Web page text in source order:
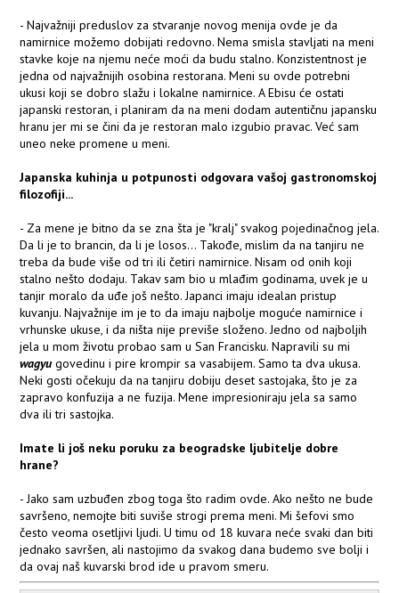
- Najvažniji preduslov za stvaranje novog menija ovde je da
namirnice možemo dobijati redovno. Nema smisla stavljati na meni
stavke koje na njemu neće moći da budu stalno. Konzistentnost je
jedna od najvažnijih osobina restorana. Meni su ovde potrebni
ukusi koji se dobro slažu i lokalne namirnice. A Ebisu će ostati
japanski restoran, i planiram da na meni dodam autentičnu japansku
hranu jer mi se čini da je restoran malo izgubio pravac. Već sam
uneo neke promene u meni.
Japanska kuhinja u potpunosti odgovara vašoj gastronomskoj
filozofiji...
- Za mene je bitno da se zna šta je "kralj" svakog pojedinačnog jela.
Da li je to brancin, da li je losos... Takođe, mislim da na tanjiru ne
treba da bude više od tri ili četiri namirnice. Nisam od onih koji
stalno nešto dodaju. Takav sam bio u mlađim godinama, uvek je u
tanjir moralo da uđe još nešto. Japanci imaju idealan pristup
kuvanju. Najvažnije im je to da imaju najbolje moguće namirnice i
vrhunske ukuse, i da ništa nije previše složeno. Jedno od najboljih
jela u mom životu probao sam u San Francisku. Napravili su mi
wagyugovedinu i pire krompir sa vasabijem. Samo ta dva ukusa.
Neki gosti očekuju da na tanjiru dobiju deset sastojaka, što je za
zapravo konfuzija a ne fuzija. Mene impresioniraju jela sa samo
dva ili tri sastojka.
Imate li još neku poruku za beogradske ljubitelje dobre
hrane?
- Jako sam uzbuđen zbog toga što radim ovde. Ako nešto ne bude
savršeno, nemojte biti suviše strogi prema meni. Mi šefovi smo
često veoma osetljivi ljudi. U timu od 18 kuvara neće svaki dan biti
jednako savršen, ali nastojimo da svakog dana budemo sve bolji i
da ovaj naš kuvarski brod ide u pravom smeru.